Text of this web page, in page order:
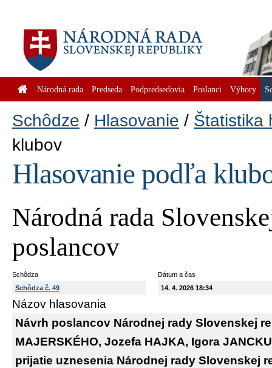
Národná rada Predseda Podpredsedovia Poslanci Výbory
Schôdze Hlasovanie
Štatistika
klubov
Hlasovanie podľa
Národná rada
poslancov
Schôdza
Schôdza č. 49
Dátum a čas
14. 4. 2026 18:34
Názov hlasovania
Návrh poslancov Národnej rady Slovenskej
MAJERSKÉHO, Jozefa HAJKA, Igora
prijatie uznesenia Národnej rady Slovenskej